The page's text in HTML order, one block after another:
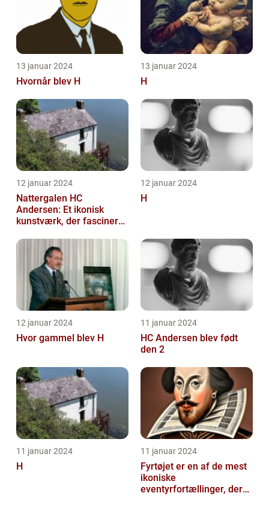
13 januar 2024
Hvornår blev H
13 januar 2024
H
12 januar 2024
Nattergalen HC
Andersen: Et ikonisk
kunstværk, der fascinerer
12 januar 2024
H
12 januar 2024
Hvor gammel blev H
11 januar 2024
HC Andersen blev født
den 2
11 januar 2024
H
11 januar 2024
Fyrtøjet er en af de mest
ikoniske
eventyrfortællinger, der